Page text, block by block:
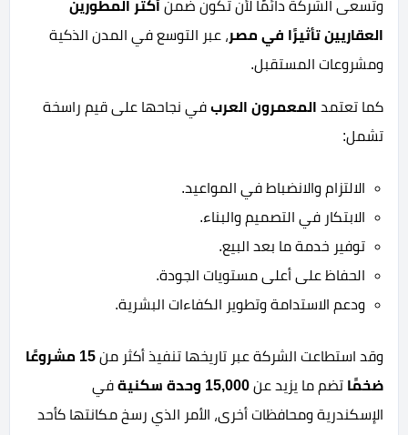
وتسعى الشركة دائمًا لأن تكون ضمن أكثر المطورين
العقاريين تأثيرًا في مصر، عبر التوسع في المدن الذكية
ومشروعات المستقبل.
كما تعتمد المعمرون العرب في نجاحها على قيم راسخة
تشمل:
الالتزام والانضباط في المواعيد.
الابتكار في التصميم والبناء.
توفير خدمة ما بعد البيع.
الحفاظ على أعلى مستويات الجودة.
ودعم الاستدامة وتطوير الكفاءات البشرية.
وقد استطاعت الشركة عبر تاريخها تنفيذ أكثر من
15 مشروعًا
ضخمًا تضم ما يزيد عن 15,000 وحدة سكنية
في
الإسكندرية ومحافظات أخرى، الأمر الذي رسخ مكانتها كأحد